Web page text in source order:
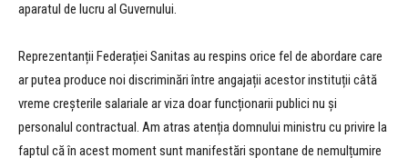
aparatul de lucru al Guvernului.
Reprezentanții Federației Sanitas au respins orice fel de abordare care
ar putea produce noi discriminări între angajații acestor instituții câtă
vreme creșterile salariale ar viza doar funcționarii publici nu și
personalul contractual. Am atras atenția domnului ministru cu privire la
faptul că în acest moment sunt manifestări spontane de nemulțumire